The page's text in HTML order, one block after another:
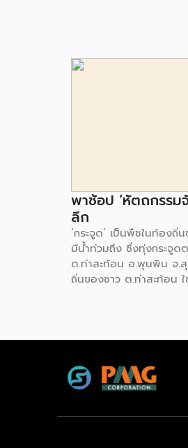
พาช้อป ‘หัตถกรรม
ลึก
‘กระจูด’ เป็นพืชในท้อง
มีน้ำท่วมถึง ซึ่งทุ่งกระจูด
ต.ท่าสะท้อน อ.พุนพิน จ.
ถิ่นของชาว ต.ท่าสะท้อน ใ
วิสาหกิจชุมชนหัตถกรรมจั
การพัฒนาเป็นผลิตภัณฑ์ที่
บันทึก กระเป๋าไวน์ กระเ
บรรจุภัณฑ์ต่างๆ มีจุดเด่
กับยุคสมัย นำไปใช้งาน